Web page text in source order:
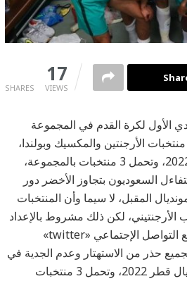
SHARES
17
VIEWS
الأول لكرة القدم في المجموعة
إلى جوار منتخبات الأرجنتين والمكسيك وبولندا،
رغم أن المجموعة تنفرد برقم مميز عن باقي مجموعات مونديال قطر 2022، وتحمل 3 منتخبات بالمجموعة،
بواقع 29 بطولة.تفاؤل سعوديتفاءل السعوديون بتجاوز الأخضر دور
في المونديال المقبل، لا سيما وأن المنتخبات
لكن ذلك مشروط بالإعداد
الجيد، واختيار الأسماء القادرة على مواجهة تلك المنتخبات، وانتعش موقع التواصل الإجتماعي «twitter»
حذر من الاستهتار وعدم الجدية في
الإعداد للمونديال.تميز التانجوتنفرد برقم مميز عن باقي مجموعات مونديال قطر 2022، وتحمل 3 منتخبات